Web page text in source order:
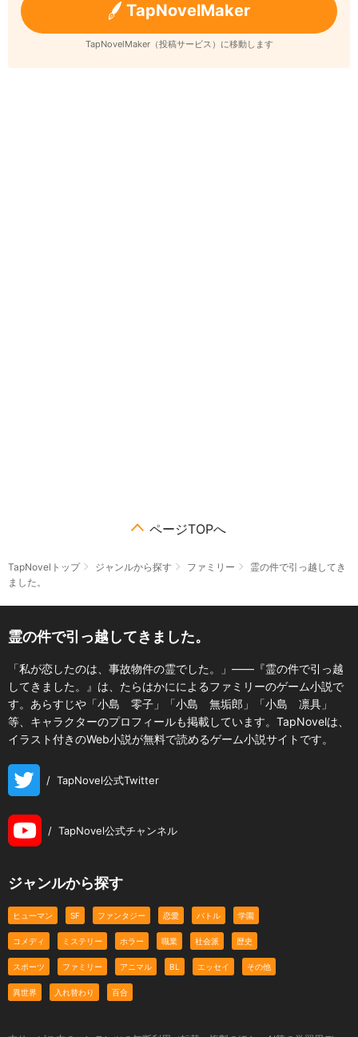
TapNovelMaker
TapNovelMaker（投稿サービス）に移動します
ページTOPへ
TapNovelトップ ジャンルから探す ファミリー
霊の件で引っ越してき
ました。
霊の件で引っ越してきました。
「私が恋したのは、事故物件の霊でした。」――『霊の件で引っ越
してきました。』は、たらはかにによるファミリーのゲーム小説で
す。あらすじや「小島 零子」「小島 無垢郎」「小島 凛具」
等、キャラクターのプロフィールも掲載しています。TapNovelは、
イラスト付きのWeb小説が無料で読めるゲーム小説サイトです。
/ TapNovel公式Twitter
/ TapNovel公式チャンネル
ジャンルから探す
ヒューマン SF ファンタジー 恋愛 バトル 学園
コメディ ミステリー ホラー 職業 社会派 歴史
スポーツ ファミリー アニマル BL エッセイ その他
異世界 入れ替わり 百合